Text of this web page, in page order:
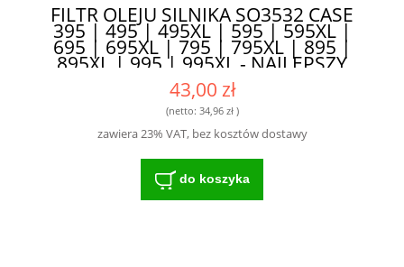
FILTR OLEJU SILNIKA SO3532 CASE
395 | 495 | 495XL | 595 | 595XL |
695 | 695XL | 795 | 795XL | 895 |
895XL | 995 | 995XL - NAJLEPSZY
WYBÓR DLA MASZYN ROLNICZYCH
43,00 zł
(netto: 34,96 zł)
zawiera 23% VAT, bez kosztów dostawy
do koszyka